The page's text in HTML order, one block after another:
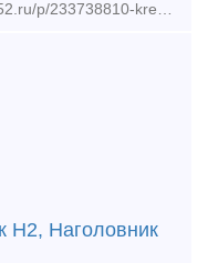
Предложение (продажа) https://lsk52.ru/p/233738810-krestovina-derevo-r65-1-11-pr-2433-2013-2017g-sp-408/ - Рельсы Р50 12,
Н2, Наголовник